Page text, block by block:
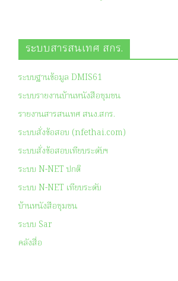
ระบบสารสนเทศ สกร.
ระบบฐานข้อมูล DMIS61
ระบบรายงานบ้านหนังสือชุมชน
รายงานสารสนเทศ สนง.สกร.
ระบบสั่งข้อสอบ (nfethai.com)
ระบบสั่งข้อสอบเทียบระดับฯ
ระบบ N-NET ปกติ
ระบบ N-NET เทียบระดับ
บ้านหนังสือชุมชน
ระบบ Sar
คลังสื่อ